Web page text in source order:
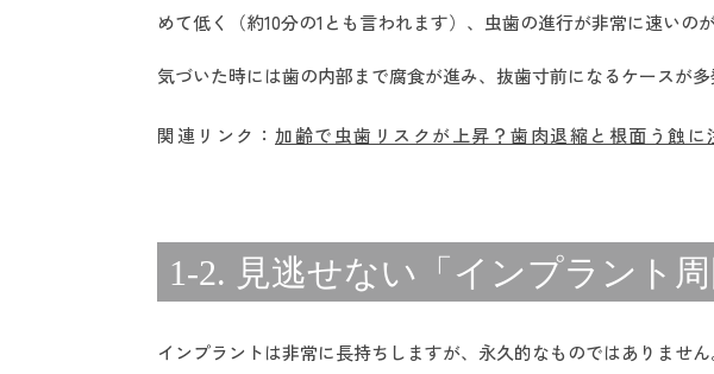
めて低く（約10分の1とも言われます）、虫歯の進行が非常に速いのが
気づいた時には歯の内部まで腐食が進み、抜歯寸前になるケースが
関連リンク： 加齢で虫歯リスクが上昇？歯肉退縮と根面う蝕に
1-2. 見逃せない「インプラント
インプラントは非常に長持ちしますが、永久的なものではありませ